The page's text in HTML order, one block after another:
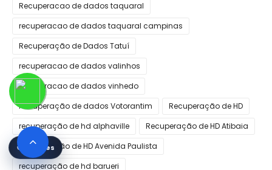
🍪 Cookies
Recuperacao de dados taquaral
recuperacao de dados taquaral campinas
Recuperação de Dados Tatuí
recuperacao de dados valinhos
recuperacao de dados vinhedo
Recuperação de dados Votorantim
Recuperação de HD
recuperação de hd alphaville
Recuperação de HD Atibaia
Recuperação de HD Avenida Paulista
recuperação de hd barueri